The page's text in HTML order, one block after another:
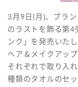
3月9日(月)、ブラ
のラストを飾る第4
ンク」を発売いたし
ヘア＆メイクアッ
それぞれで取り入
種類のタオルのセ